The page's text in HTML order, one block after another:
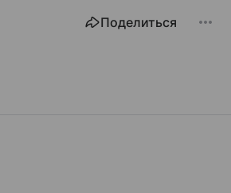
Поделиться